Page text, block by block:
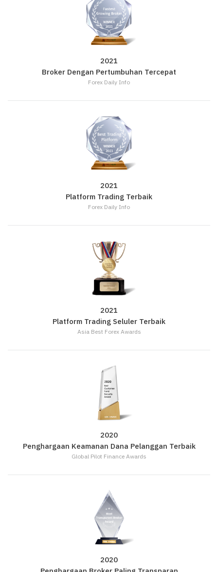
2021
Broker Dengan Pertumbuhan Tercepat
Forex Daily Info
2021
Platform Trading Terbaik
Forex Daily Info
2021
Platform Trading Seluler Terbaik
Asia Best Forex Awards
2020
Penghargaan Keamanan Dana Pelanggan Terbaik
Global Pilot Finance Awards
2020